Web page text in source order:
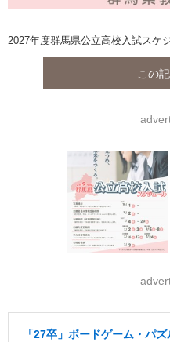
2027年度群馬県公立高校入試スケ
この
「27卒」ボードゲーム・パ